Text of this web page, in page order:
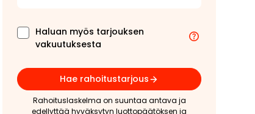
Haluan myös tarjouksen
vakuutuksesta
Hae rahoitustarjous
Rahoituslaskelma on suuntaa antava ja
edellyttää hyväksytyn luottopäätöksen ja